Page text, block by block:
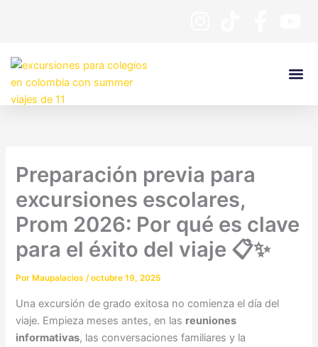
Preparación previa para
excursiones escolares,
Prom 2026: Por qué es clave
para el éxito del viaje 📋✨
Por Maupalacios/octubre 19, 2025
Una excursión de grado exitosa no comienza el día del
viaje. Empieza meses antes, en las reuniones
informativas, las conversaciones familiares y la